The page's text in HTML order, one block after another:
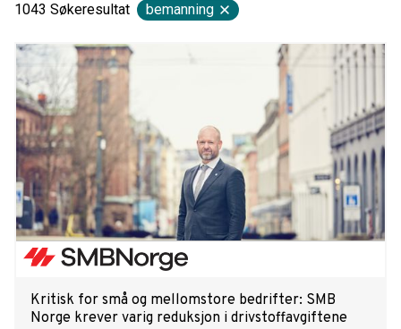
1043 Søkeresultat bemanning
Kritisk for små og mellomstore bedrifter: SMB
Norge krever varig reduksjon i drivstoffavgiftene